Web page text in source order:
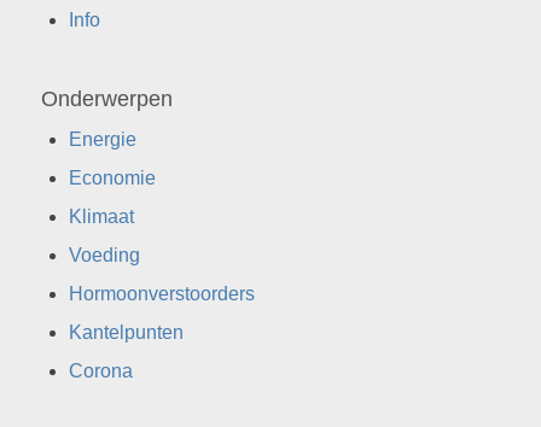
Info
Onderwerpen
Energie
Economie
Klimaat
Voeding
Hormoonverstoorders
Kantelpunten
Corona